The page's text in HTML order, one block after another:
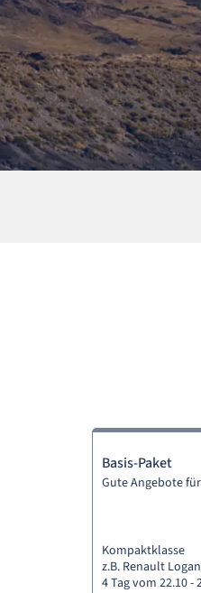
Basis-Paket
Gute Angebote
Kompaktklasse
z.B. Renault
4 Tag vom 22.10 -